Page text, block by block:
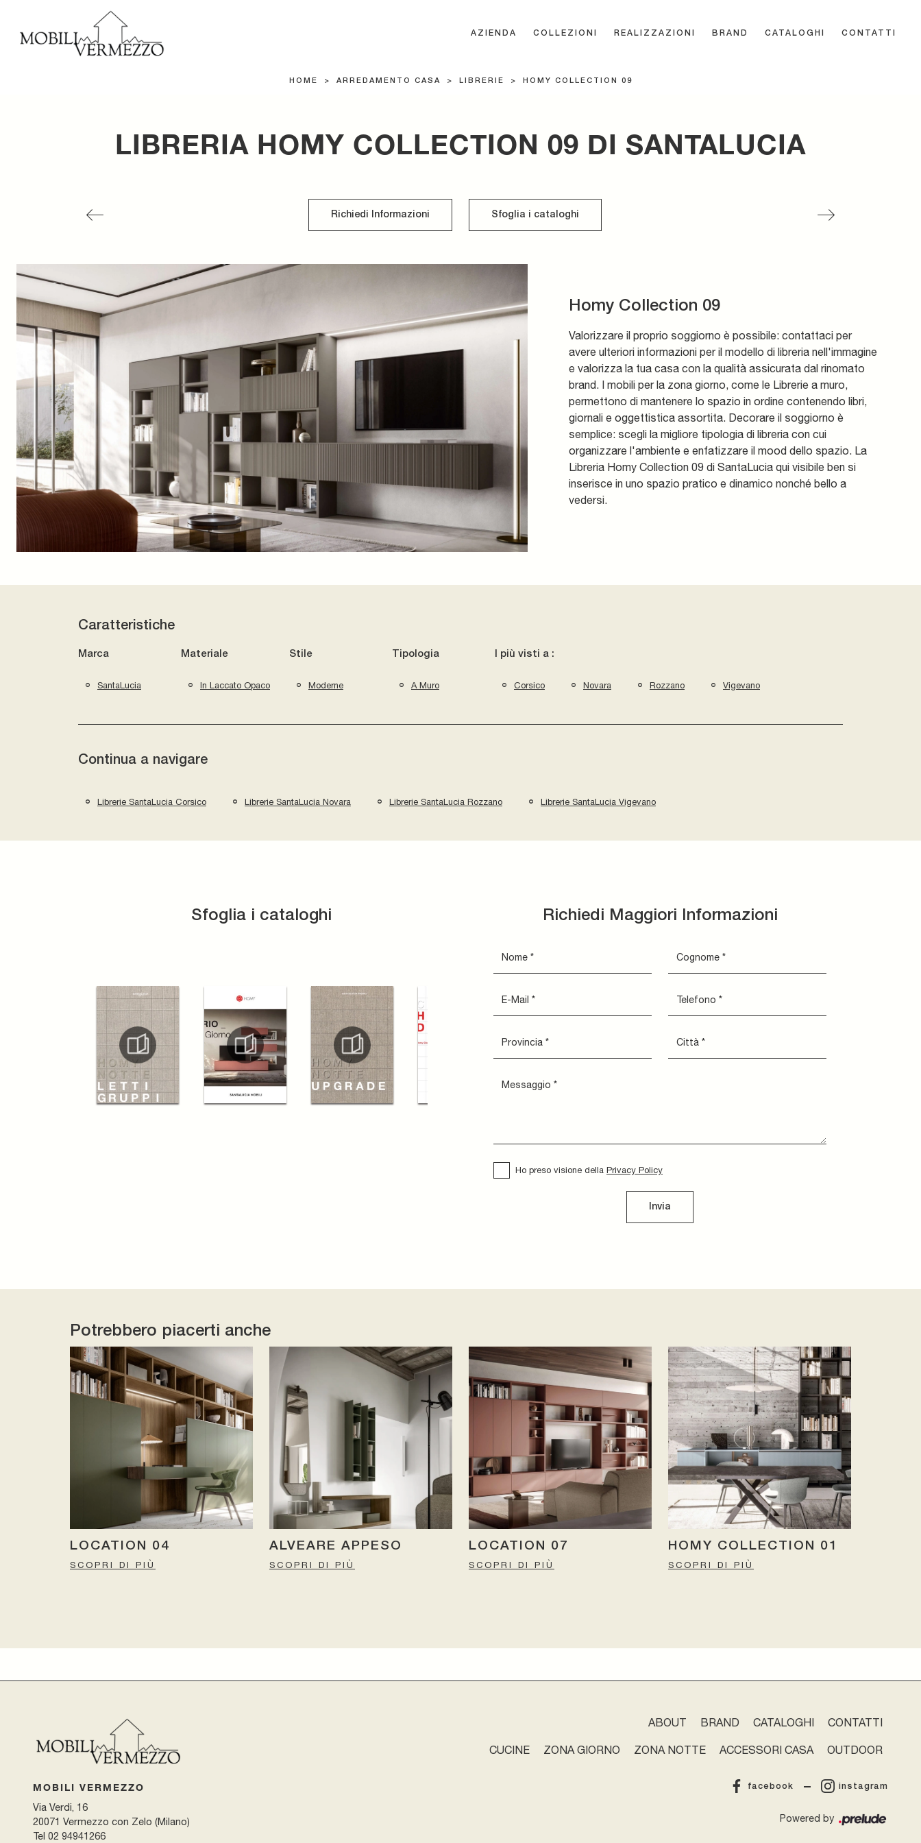
AZIENDA COLLEZIONI REALIZZAZIONI BRAND CATALOGHI CONTATTI
HOME > ARREDAMENTO CASA > LIBRERIE > HOMY COLLECTION 09
LIBRERIA HOMY COLLECTION 09 DI SANTALUCIA
Richiedi Informazioni Sfoglia i cataloghi
Homy Collection 09
Valorizzare il proprio soggiorno è possibile: contattaci per
avere ulteriori informazioni per il modello di libreria nell'immagine
e valorizza la tua casa con la qualità assicurata dal rinomato
brand. I mobili per la zona giorno, come le Librerie a muro,
permettono di mantenere lo spazio in ordine contenendo libri,
giornali e oggettistica assortita. Decorare il soggiorno è
semplice: scegli la migliore tipologia di libreria con cui
organizzare l'ambiente e enfatizzare il mood dello spazio. La
Libreria Homy Collection 09 di SantaLucia qui visibile ben si
inserisce in uno spazio pratico e dinamico nonché bello a
vedersi.
Caratteristiche
Marca
SantaLucia
Materiale
In Laccato Opaco
Stile
Moderne
Tipologia
A Muro
I più visti a :
Corsico Novara Rozzano Vigevano
Continua a navigare
Librerie SantaLucia Corsico Librerie SantaLucia Novara Librerie SantaLucia Rozzano Librerie SantaLucia Vigevano
Sfoglia i cataloghi Richiedi Maggiori Informazioni
Ho preso visione della Privacy Policy
Invia
Potrebbero piacerti anche
LOCATION 04
SCOPRI DI PIÙ
ALVEARE APPESO
SCOPRI DI PIÙ
LOCATION 07
SCOPRI DI PIÙ
HOMY COLLECTION 01
SCOPRI DI PIÙ
ABOUT BRAND CATALOGHI CONTATTI
CUCINE ZONA GIORNO ZONA NOTTE ACCESSORI CASA OUTDOOR
MOBILI VERMEZZO
Via Verdi, 16
20071 Vermezzo con Zelo (Milano)
Tel 02 94941266
facebook instagram
Powered by